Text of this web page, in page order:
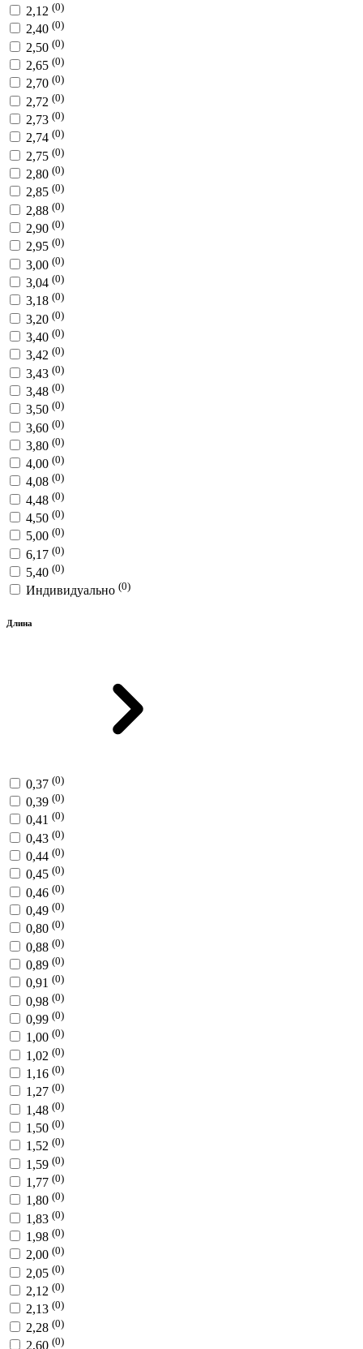
2,12 (0)
2,40 (0)
2,50 (0)
2,65 (0)
2,70 (0)
2,72 (0)
2,73 (0)
2,74 (0)
2,75 (0)
2,80 (0)
2,85 (0)
2,88 (0)
2,90 (0)
2,95 (0)
3,00 (0)
3,04 (0)
3,18 (0)
3,20 (0)
3,40 (0)
3,42 (0)
3,43 (0)
3,48 (0)
3,50 (0)
3,60 (0)
3,80 (0)
4,00 (0)
4,08 (0)
4,48 (0)
4,50 (0)
5,00 (0)
6,17 (0)
5,40 (0)
Индивидуально (0)
Длина
0,37 (0)
0,39 (0)
0,41 (0)
0,43 (0)
0,44 (0)
0,45 (0)
0,46 (0)
0,49 (0)
0,80 (0)
0,88 (0)
0,89 (0)
0,91 (0)
0,98 (0)
0,99 (0)
1,00 (0)
1,02 (0)
1,16 (0)
1,27 (0)
1,48 (0)
1,50 (0)
1,52 (0)
1,59 (0)
1,77 (0)
1,80 (0)
1,83 (0)
1,98 (0)
2,00 (0)
2,05 (0)
2,12 (0)
2,13 (0)
2,28 (0)
2,60 (0)